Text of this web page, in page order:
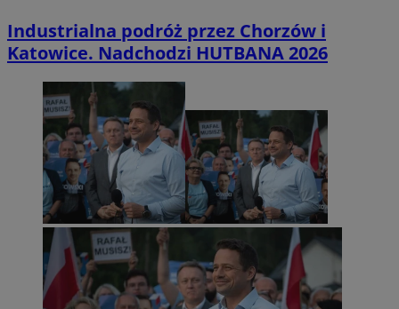
Industrialna podróż przez Chorzów i
Katowice. Nadchodzi HUTBANA 2026